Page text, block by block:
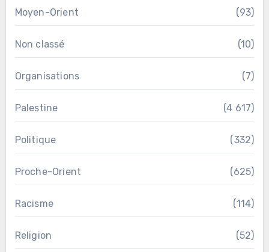
Moyen-Orient (93)
Non classé (10)
Organisations (7)
Palestine (4 617)
Politique (332)
Proche-Orient (625)
Racisme (114)
Religion (52)